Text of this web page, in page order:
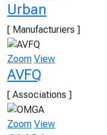
Urban
[ Manufacturiers ]
Zoom View
AVFQ
[ Associations ]
Zoom View